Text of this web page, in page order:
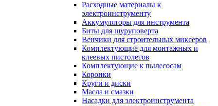
Расходные материалы к
электроинструменту
Аккумуляторы для инструмента
Биты для шуруповерта
Венчики для строительных миксеров
Комплектующие для монтажных и
клеевых пистолетов
Комплектующие к пылесосам
Коронки
Круги и диски
Масла и смазки
Насадки для электроинструмента